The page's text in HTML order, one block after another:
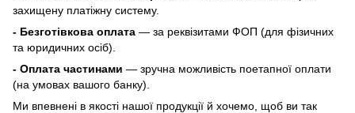
захищену платіжну систему.
- Безготівкова оплата — за реквізитами ФОП (для фізичних
та юридичних осіб).
- Оплата частинами — зручна можливість поетапної оплати
(на умовах вашого банку).
Ми впевнені в якості нашої продукції й хочемо, щоб ви так